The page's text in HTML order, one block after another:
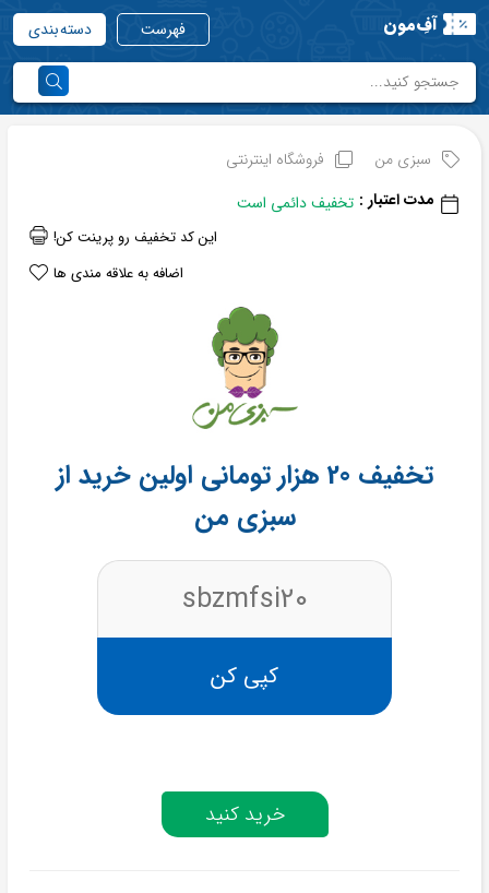
آفِ‌مون فهرست دسته بندی
سبزی من
فروشگاه اینترنتی
مدت اعتبار : تخفیف دائمی است
این کد تخفیف رو پرینت کن!
اضافه به علاقه مندی ها
تخفیف 20 هزار تومانی اولین خرید از
سبزی من
sbzmfsi20
کپی کن
خرید کنید